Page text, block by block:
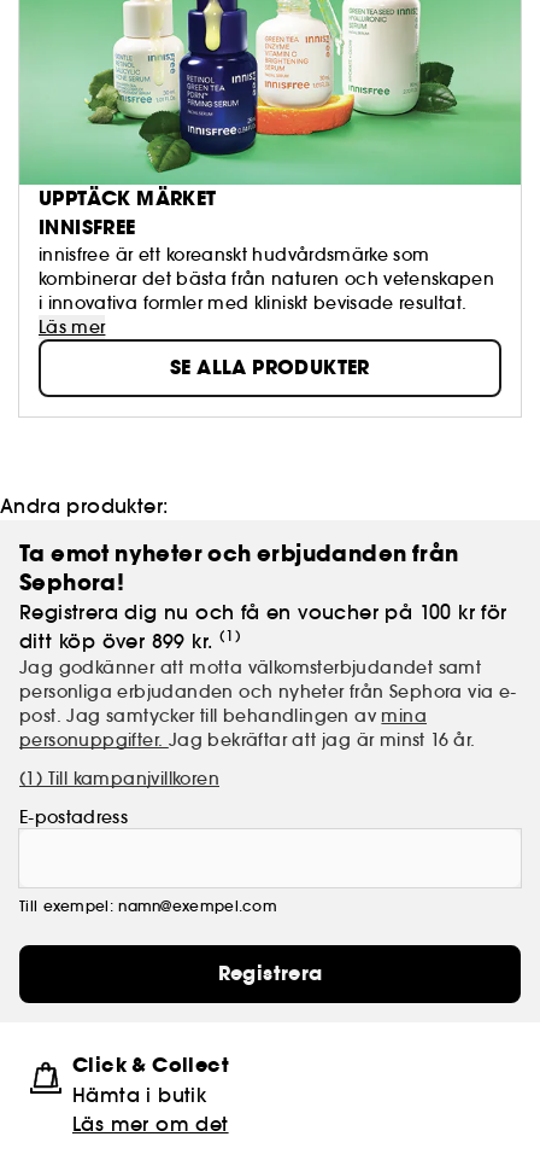
UPPTÄCK MÄRKET
INNISFREE
innisfree är ett koreanskt hudvårdsmärke som
kombinerar det bästa från naturen och vetenskapen
i innovativa formler med kliniskt bevisade resultat.
Läs mer
SE ALLA PRODUKTER
Andra produkter:
Ta emot nyheter och erbjudanden från
Sephora!
Registrera dig nu och få en voucher på 100 kr för
ditt köp över 899 kr. (1)
Jag godkänner att motta välkomsterbjudandet samt
personliga erbjudanden och nyheter från Sephora via e-
post. Jag samtycker till behandlingen av mina
personuppgifter. Jag bekräftar att jag är minst 16 år.
(1) Till kampanjvillkoren
E-postadress
Till exempel: namn@exempel.com
Registrera
Click & Collect
Hämta i butik​
Läs mer om det